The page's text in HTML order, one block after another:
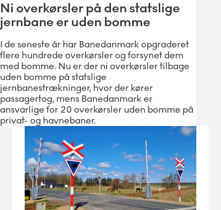
Ni overkørsler på den statslige
jernbane er uden bomme
I de seneste år har Banedanmark opgraderet
flere hundrede overkørsler og forsynet dem
med bomme. Nu er der ni overkørsler tilbage
uden bomme på statslige
jernbanestrækninger, hvor der kører
passagertog, mens Banedanmark er
ansvarlige for 20 overkørsler uden bomme på
privat- og havnebaner.